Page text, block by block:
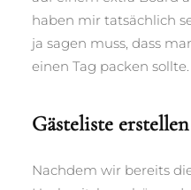
haben mir tatsächlich
ja sagen muss, dass
einen Tag packen sollte.
Gästeliste erstellen
Nachdem wir bereits